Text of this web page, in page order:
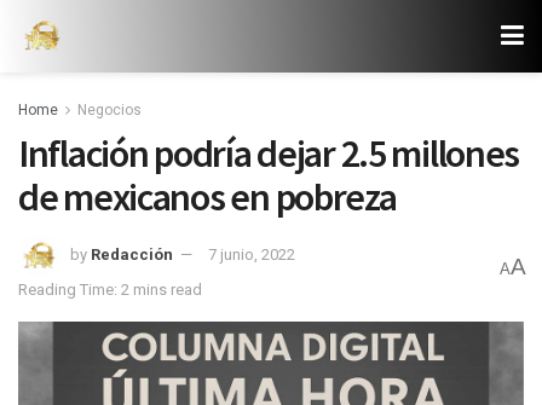
Home Negocios
Inflación podría dejar 2.5 millones
de mexicanos en pobreza
by Redacción
7 junio, 2022
Reading Time: 2 mins read
AA